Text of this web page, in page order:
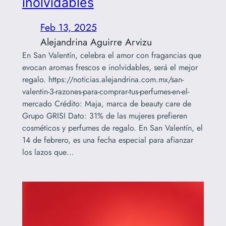
Feb 13, 2025
Alejandrina Aguirre Arvizu
En San Valentín, celebra el amor con fragancias que
evocan aromas frescos e inolvidables, será el mejor
regalo. https://noticias.alejandrina.com.mx/san-
valentin-3-razones-para-comprar-tus-perfumes-en-el-
mercado Crédito: Maja, marca de beauty care de
Grupo GRISI Dato: 31% de las mujeres prefieren
cosméticos y perfumes de regalo. En San Valentín, el
14 de febrero, es una fecha especial para afianzar
los lazos que…